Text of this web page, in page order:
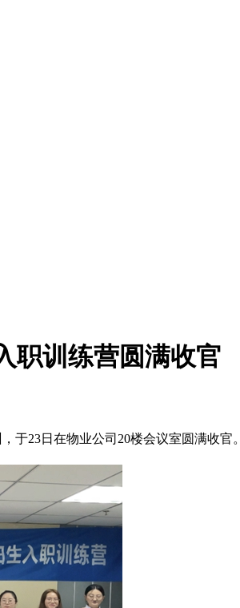
职训练营圆满收官
23日在物业公司20楼会议室圆满收官。